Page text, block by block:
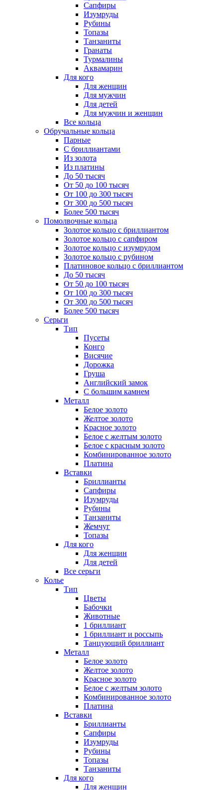
Сапфиры
Изумруды
Рубины
Топазы
Танзаниты
Гранаты
Турмалины
Аквамарин
Для кого
Для женщин
Для мужчин
Для детей
Для мужчин и женщин
Все кольца
Обручальные кольца
Парные
С бриллиантами
Из золота
Из платины
До 50 тысяч
От 50 до 100 тысяч
От 100 до 300 тысяч
От 300 до 500 тысяч
Более 500 тысяч
Помолвочные кольца
Золотое кольцо с бриллиантом
Золотое кольцо с сапфиром
Золотое кольцо с изумрудом
Золотое кольцо с рубином
Платиновое кольцо с бриллиантом
До 50 тысяч
От 50 до 100 тысяч
От 100 до 300 тысяч
От 300 до 500 тысяч
Более 500 тысяч
Серьги
Тип
Пусеты
Конго
Висячие
Дорожка
Груша
Английский замок
С большим камнем
Металл
Белое золото
Желтое золото
Красное золото
Белое с желтым золото
Белое с красным золото
Комбинированное золото
Платина
Вставки
Бриллианты
Сапфиры
Изумруды
Рубины
Танзаниты
Жемчуг
Топазы
Для кого
Для женщин
Для детей
Все серьги
Колье
Тип
Цветы
Бабочки
Животные
1 бриллиант
1 бриллиант и россыпь
Танцующий бриллиант
Металл
Белое золото
Желтое золото
Красное золото
Белое с желтым золото
Комбинированное золото
Платина
Вставки
Бриллианты
Сапфиры
Изумруды
Рубины
Топазы
Танзаниты
Для кого
Для женщин